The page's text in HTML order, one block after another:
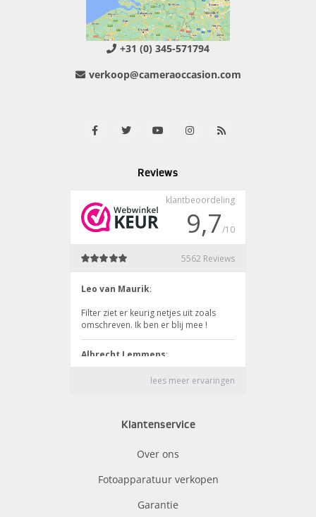
+31 (0) 345-571794
verkoop@cameraoccasion.com
Reviews
Klantenservice
Over ons
Fotoapparatuur verkopen
Garantie